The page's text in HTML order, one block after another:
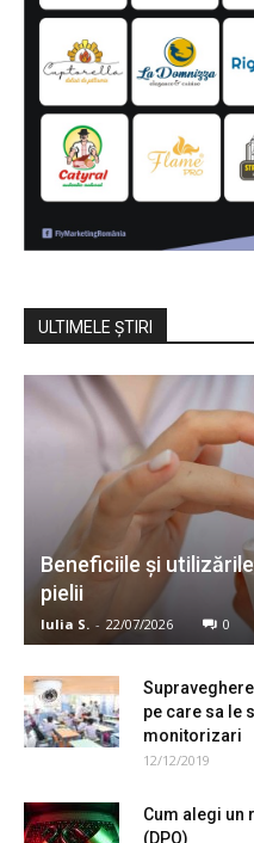
ULTIMELE ŞTIRI
Beneficiile și
pielii
Iulia S. - 22/07/2026 0
pe care sa le
monitorizari
12/12/2019
Cum alegi un
(DPO)